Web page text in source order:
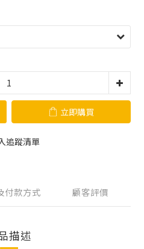
立即購買
追蹤清單
付款方式 顧客評價
描述